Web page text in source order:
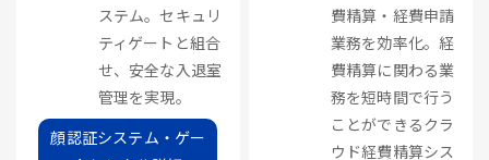
ステム。セキュリ
ティゲートと組合
せ、安全な入退室
管理を実現。
顔認証システム・ゲー
費精算・経費申請
業務を効率化。経
費精算に関わる業
務を短時間で行う
ことができるクラ
ウド経費精算シス